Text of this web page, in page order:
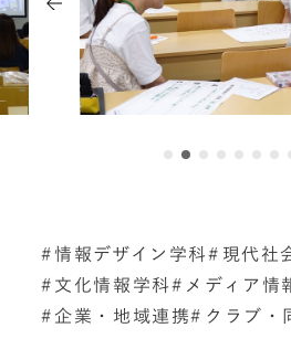
情報デザイン学科
現代社
文化情報学科
メディア情
企業・地域連携
クラブ・